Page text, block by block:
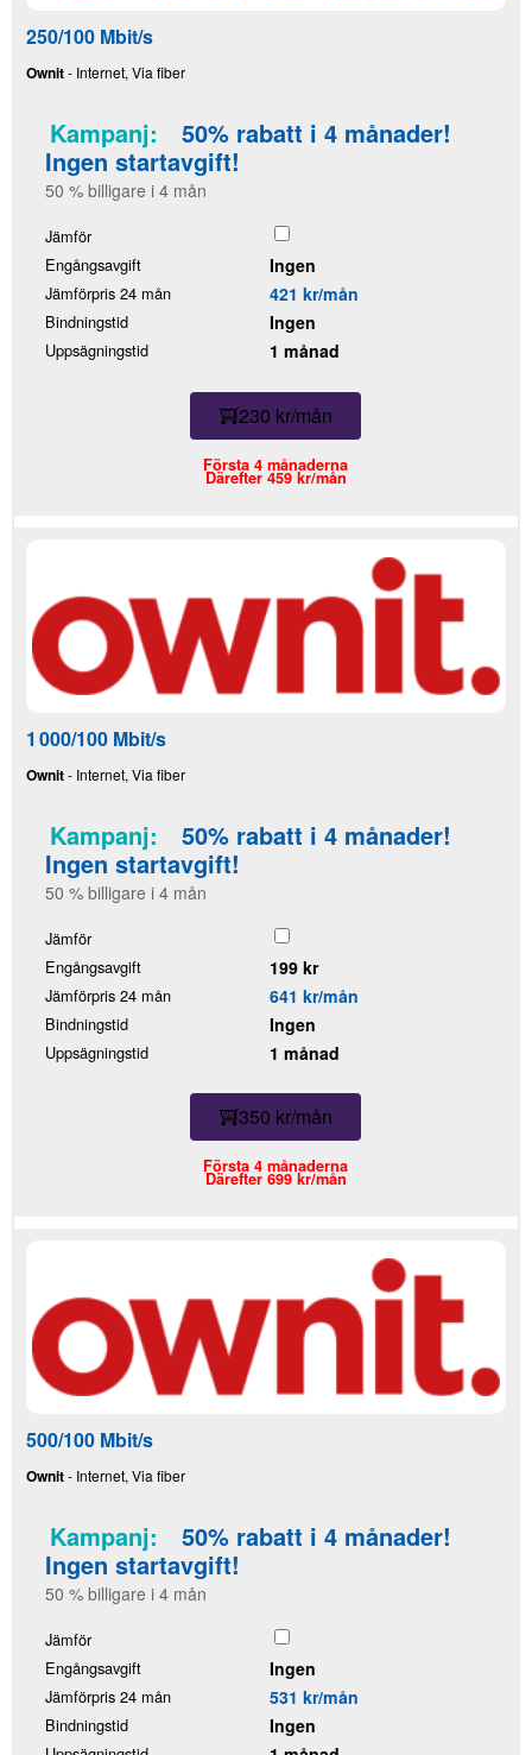
250/100 Mbit/s
Ownit- Internet, Via fiber
Kampanj:
50% rabatt i 4 månader!
Ingen startavgift!
50 % billigare i 4 mån
Jämför
Engångsavgift
Ingen
Jämförpris 24 mån 421 kr/mån
Bindningstid Ingen
Uppsägningstid 1 månad
230 kr/mån
Första 4 månaderna
Därefter 459 kr/mån
1 000/100 Mbit/s
Ownit- Internet, Via fiber
Kampanj:
50% rabatt i 4 månader!
Ingen startavgift!
50 % billigare i 4 mån
Jämför
Engångsavgift
199 kr
Jämförpris 24 mån 641 kr/mån
Bindningstid Ingen
Uppsägningstid 1 månad
350 kr/mån
Första 4 månaderna
Därefter 699 kr/mån
500/100 Mbit/s
Ownit- Internet, Via fiber
Kampanj:
50% rabatt i 4 månader!
Ingen startavgift!
50 % billigare i 4 mån
Jämför
Engångsavgift
Ingen
Jämförpris 24 mån 531 kr/mån
Bindningstid Ingen